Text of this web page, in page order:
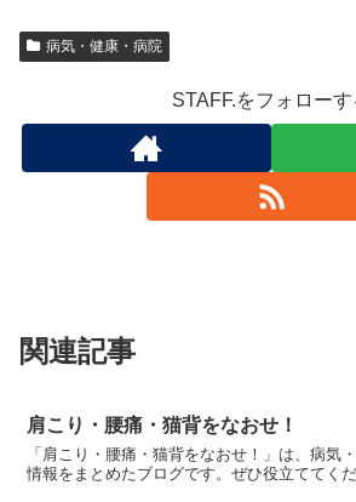
病気・健康・病院
STAFF.をフォローす
関連記事
肩こり・腰痛・猫背をなおせ！
「肩こり・腰痛・猫背をなおせ！」は、病気
情報をまとめたブログです。ぜひ役立ててく